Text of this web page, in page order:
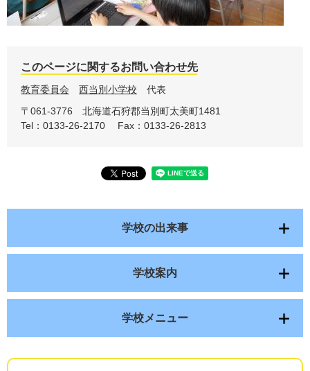
このページに関するお問い合わせ先
教育委員会 西当別小学校
代表
〒061-3776
北海道石狩郡当別町太美町1481
Tel：0133-26-2170
Fax：0133-26-2813
学校の出来事
学校案内
学校メニュー